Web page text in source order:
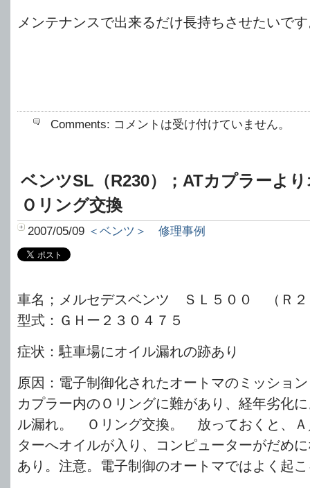
メンテナンスで出来るだけ長持ちさせたいで
Comments: コメントは受け付けていません。
ベンツSL（R230）；ATカプラーよ
Ｏリング交換
2007/05/09 ＜ベンツ＞ 修理事例
車名；メルセデスベンツ ＳＬ５００ （Ｒ２
型式：ＧＨー２３０４７５
症状：駐車場にオイル漏れの跡あり
原因：電子制御化されたオートマのミッショ
カプラー内のＯリングに難があり、経年劣化
ル漏れ。 Ｏリング交換。 放っておくと、
ターへオイルが入り、コンピューターがだめ
あり。注意。電子制御のオートマではよく起